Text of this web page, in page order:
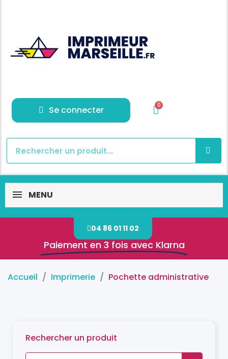
Se connecter
MENU
04 86 01 11 02
Paiement en 3 fois avec Klarna
Accueil Imprimerie Pochette administrative
Rechercher un produit